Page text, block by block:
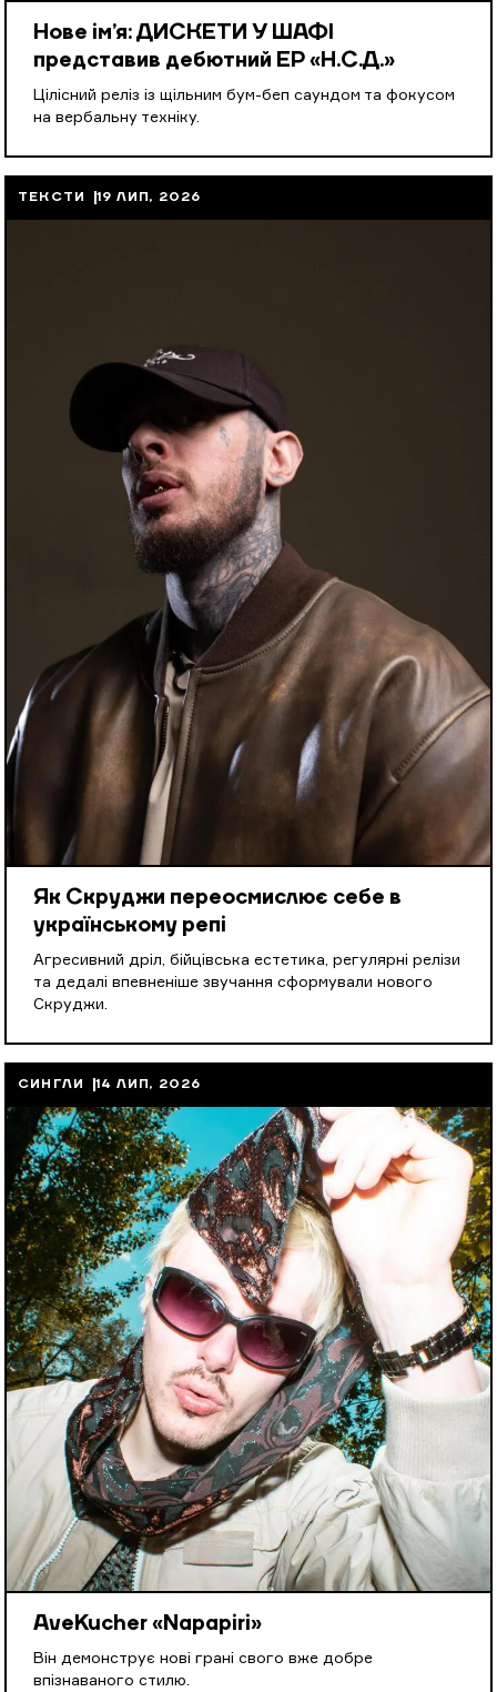
Нове ім’я: ДИСКЕТИ У ШАФІ
представив дебютний EP «Н.С.Д.»
Цілісний реліз із щільним бум-беп саундом та фокусом
на вербальну техніку.
ТЕКСТИ 19 ЛИП, 2026
Як Скруджи переосмислює себе в
українському репі
Агресивний дріл, бійцівська естетика, регулярні релізи
та дедалі впевненіше звучання сформували нового
Скруджи.
СИНГЛИ 14 ЛИП, 2026
AveKucher «Napapiri»
Він демонструє нові грані свого вже добре
впізнаваного стилю.